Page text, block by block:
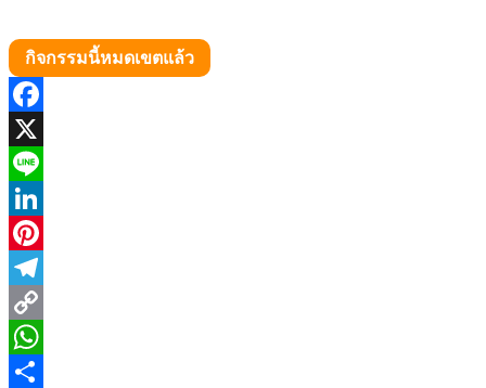
กิจกรรมนี้หมดเขตแล้ว
Facebook
X
Line
LinkedIn
Pinterest
Telegram
Copy
Link
WhatsApp